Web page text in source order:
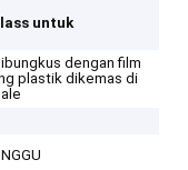
untuk
dengan film
plastik dikemas di